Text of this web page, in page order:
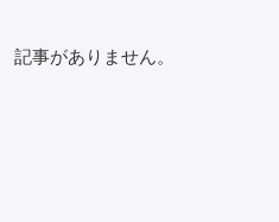
記事がありません。